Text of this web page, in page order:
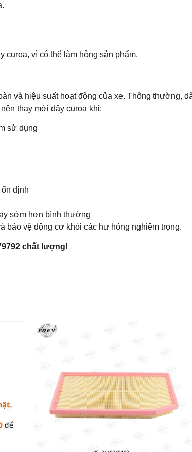
curoa, vì có thể làm hỏng sản phẩm.
và hiệu suất hoạt động của xe. Thông thường,
thay mới dây curoa khi:
sử dụng
định
sớm hơn bình thường
bảo vệ động cơ khỏi các hư hỏng nghiêm trọng.
chất lượng!